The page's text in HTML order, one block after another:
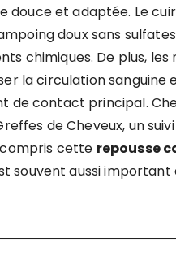
douce et adaptée. Le
doux sans
chimiques. De plus, les
la circulation sanguine
de contact principal.
de Cheveux, un
cette repousse
souvent aussi important